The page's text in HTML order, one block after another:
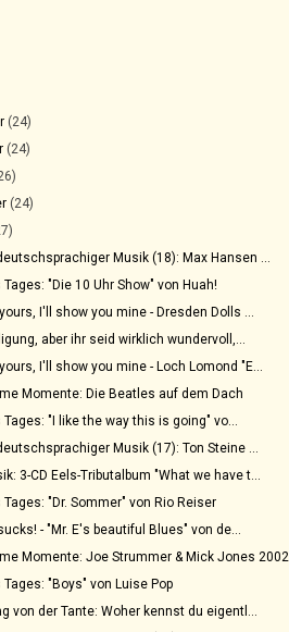
(24)
(24)
(24)
Musik (18): Max Hansen ...
"Die 10 Uhr Show" von Huah!
I'll show you mine - Dresden Dolls ...
aber ihr seid wirklich wundervoll,...
I'll show you mine - Loch Lomond "E...
Momente: Die Beatles auf dem Dach
"I like the way this is going" vo...
Musik (17): Ton Steine ...
3-CD Eels-Tributalbum "What we have t...
"Dr. Sommer" von Rio Reiser
- "Mr. E's beautiful Blues" von de...
Momente: Joe Strummer & Mick Jones 2002
"Boys" von Luise Pop
von der Tante: Woher kennst du eigentl...